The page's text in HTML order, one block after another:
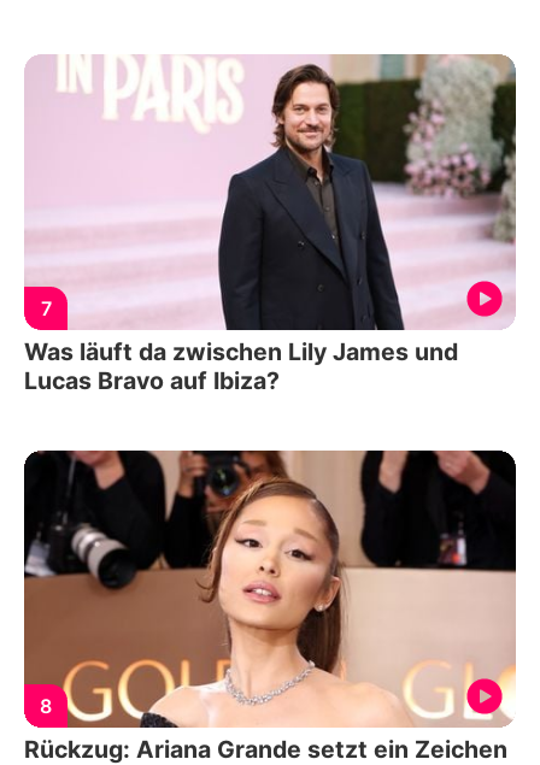
7
Was läuft da zwischen Lily James und
Lucas Bravo auf Ibiza?
8
Rückzug: Ariana Grande setzt ein Zeichen